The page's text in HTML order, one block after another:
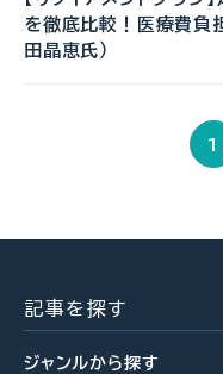
を徹底比較！医療費負
田晶恵氏）
1
記事を探す
ジャンルから探す